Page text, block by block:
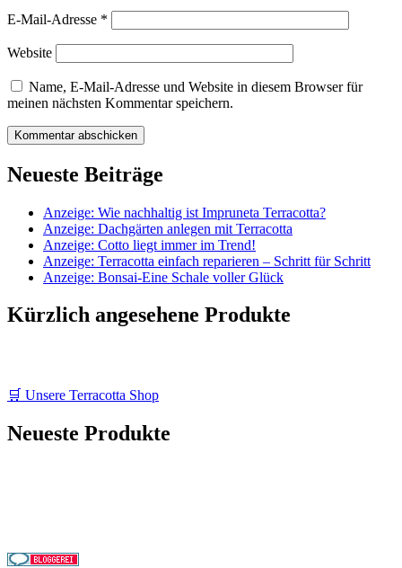
E-Mail-Adresse *
Website
Name, E-Mail-Adresse und Website in diesem Browser für
meinen nächsten Kommentar speichern.
Neueste Beiträge
Anzeige: Wie nachhaltig ist Impruneta Terracotta?
Anzeige: Dachgärten anlegen mit Terracotta
Anzeige: Cotto liegt immer im Trend!
Anzeige: Terracotta einfach reparieren – Schritt für Schritt
Anzeige: Bonsai-Eine Schale voller Glück
Kürzlich angesehene Produkte
🛒 Unsere Terracotta Shop
Neueste Produkte